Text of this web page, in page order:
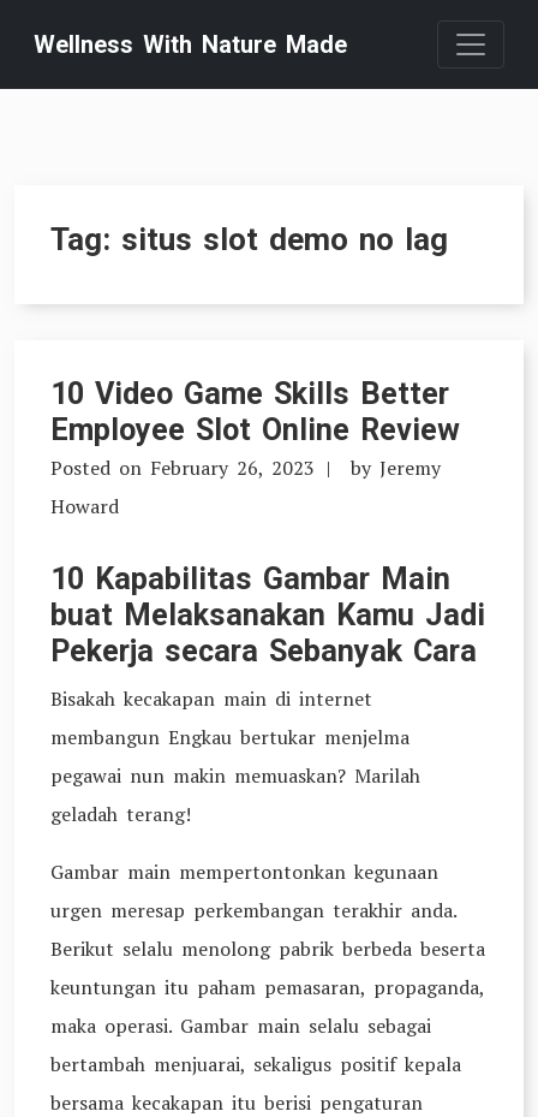
content
Wellness With Nature Made
Tag: situs slot demo no lag
10 Video Game Skills Better
Employee Slot Online Review
Posted on February 26, 2023 by Jeremy
Howard
10 Kapabilitas Gambar Main
buat Melaksanakan Kamu Jadi
Pekerja secara Sebanyak Cara
Bisakah kecakapan main di internet
membangun Engkau bertukar menjelma
pegawai nun makin memuaskan? Marilah
geladah terang!
Gambar main mempertontonkan kegunaan
urgen meresap perkembangan terakhir anda.
Berikut selalu menolong pabrik berbeda beserta
keuntungan itu paham pemasaran, propaganda,
maka operasi. Gambar main selalu sebagai
bertambah menjuarai, sekaligus positif kepala
bersama kecakapan itu berisi pengaturan